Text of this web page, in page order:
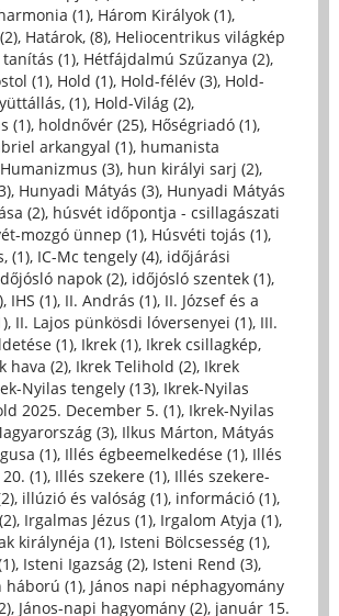
(1), Három Királyok (1),
, Határok, (8), Heliocentrikus világkép
(1), Hétfájdalmú Szűzanya (2),
(1), Hold (1), Hold-félév (3), Hold-
(1), Hold-Világ (2),
(1), holdnővér (25), Hőségriadó (1),
arkangyal (1), humanista
Humanizmus (3), hun királyi sarj (2),
, Hunyadi Mátyás (3), Hunyadi Mátyás
(2), húsvét időpontja - csillagászati
mozgó ünnep (1), Húsvéti tojás (1),
(1), IC-Mc tengely (4), időjárási
napok (2), időjósló szentek (1),
, IHS (1), II. András (1), II. József és a
, II. Lajos pünkösdi lóversenyei (1), III.
(1), Ikrek (1), Ikrek csillagkép,
hava (2), Ikrek Telihold (2), Ikrek
Nyilas tengely (13), Ikrek-Nyilas
2025. December 5. (1), Ikrek-Nyilas
(3), Ilkus Márton, Mátyás
(1), Illés égbeemelkedése (1), Illés
(1), Illés szekere (1), Illés szekere-
, illúzió és valóság (1), információ (1),
, Irgalmas Jézus (1), Irgalom Atyja (1),
királynéja (1), Isteni Bölcsesség (1),
, Isteni Igazság (2), Isteni Rend (3),
háború (1), János napi néphagyomány
, János-napi hagyomány (2), január 15.